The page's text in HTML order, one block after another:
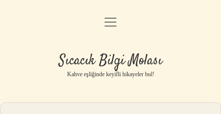
Anasayfa
Yasal Uyarı
menüyü
Sıcacık Bilgi Molası
Kahve eşliğinde keyifli hikayeler bul!